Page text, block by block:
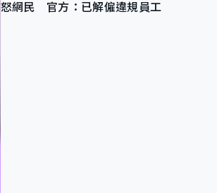
怒網民 官方：已解僱違規員工